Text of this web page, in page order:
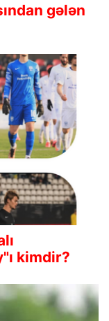
gələn
kimdir?